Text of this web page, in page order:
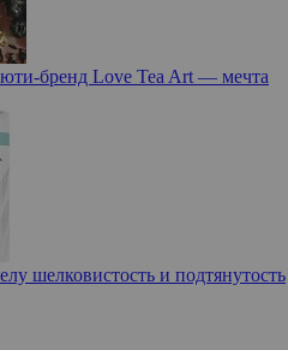
бренд Love Tea Art — мечта
шелковистость и подтянутость